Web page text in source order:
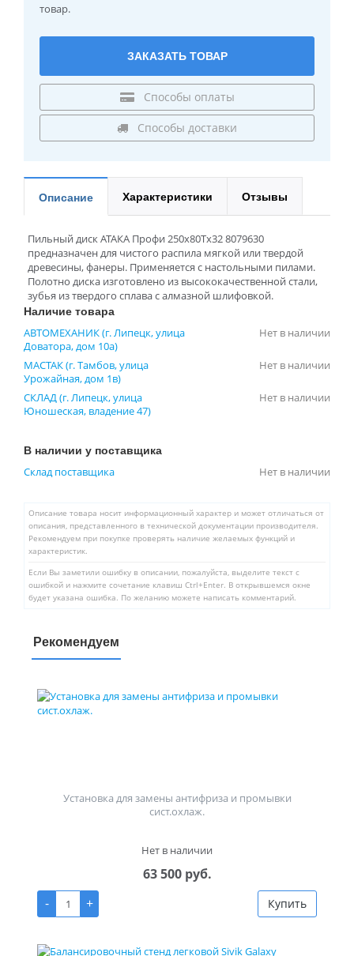
товар.
ЗАКАЗАТЬ ТОВАР
Способы оплаты
Способы доставки
Описание Характеристики Отзывы
Пильный диск АТАКА Профи 250x80Tx32 8079630
предназначен для чистого распила мягкой или твердой
древесины, фанеры. Применяется с настольными пилами.
Полотно диска изготовлено из высококачественной стали,
зубья из твердого сплава с алмазной шлифовкой.
Наличие товара
АВТОМЕХАНИК (г. Липецк, улица
Доватора, дом 10а)
Нет в наличии
МАСТАК (г. Тамбов, улица
Урожайная, дом 1в)
Нет в наличии
СКЛАД (г. Липецк, улица
Юношеская, владение 47)
Нет в наличии
В наличии у поставщика
Склад поставщика Нет в наличии
Описание товара носит информационный характер и может отличаться от
описания, представленного в технической документации производителя.
Рекомендуем при покупке проверять наличие желаемых функций и
характеристик.
Если Вы заметили ошибку в описании, пожалуйста, выделите текст с
ошибкой и нажмите сочетание клавиш Ctrl+Enter. В открывшемся окне
будет указана ошибка. По желанию можете написать комментарий.
Рекомендуем
Установка для замены антифриза и промывки
сист.охлаж.
Нет в наличии
63 500 руб.
-
+ Купить